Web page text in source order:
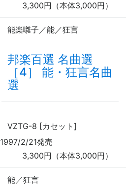
3,300円（本体3,000円）
能楽囃子／能／狂言
邦楽百選 名曲選
［4］ 能・狂言名曲
選
VZTG-8 [カセット]
1997/2/21発売
3,300円（本体3,000円）
能／狂言